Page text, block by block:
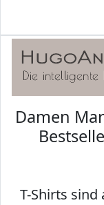
Damen
T-Shirts